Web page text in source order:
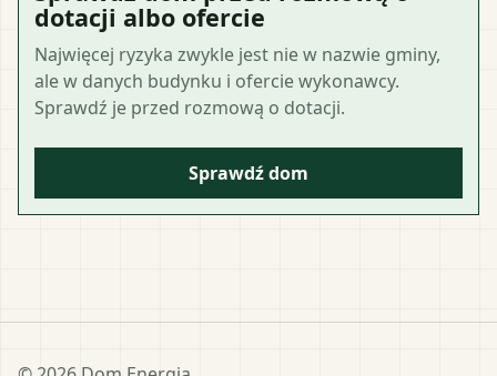
dotacji albo ofercie
Najwięcej ryzyka zwykle jest nie w nazwie gminy,
ale w danych budynku i ofercie wykonawcy.
Sprawdź je przed rozmową o dotacji.
Sprawdź dom